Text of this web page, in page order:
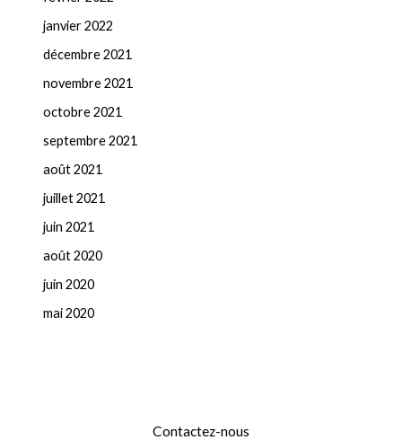
janvier 2022
décembre 2021
novembre 2021
octobre 2021
septembre 2021
août 2021
juillet 2021
juin 2021
août 2020
juin 2020
mai 2020
Contactez-nous